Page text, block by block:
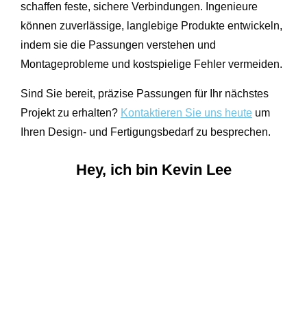
schaffen feste, sichere Verbindungen. Ingenieure
können zuverlässige, langlebige Produkte entwickeln,
indem sie die Passungen verstehen und
Montageprobleme und kostspielige Fehler vermeiden.
Sind Sie bereit, präzise Passungen für Ihr nächstes
Projekt zu erhalten? Kontaktieren Sie uns heute um
Ihren Design- und Fertigungsbedarf zu besprechen.
Hey, ich bin Kevin Lee